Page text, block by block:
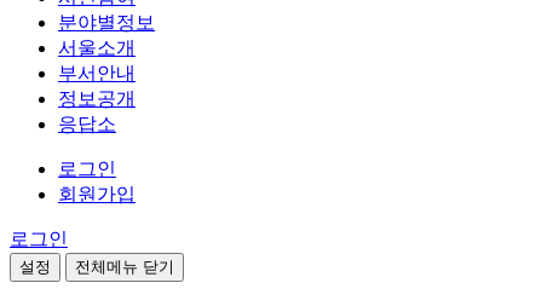
분야별정보
서울소개
부서안내
정보공개
응답소
로그인
회원가입
로그인
설정 전체메뉴 닫기